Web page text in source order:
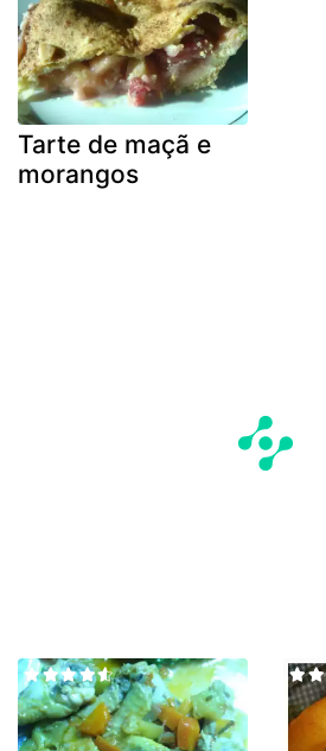
Tarte de maçã e
morangos